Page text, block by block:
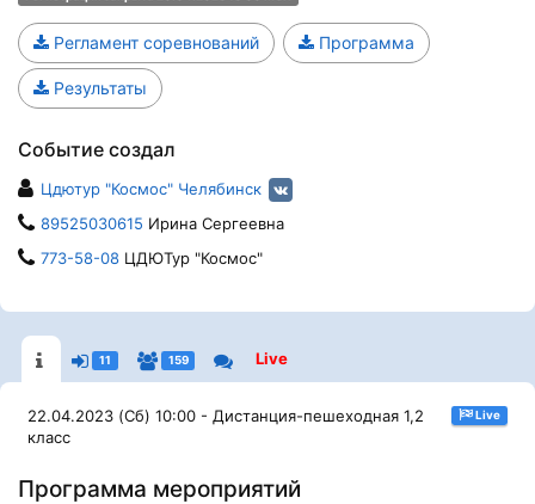
Регламент соревнований Программа
Результаты
Событие создал
Цдютур "Космос" Челябинск
89525030615 Ирина Сергеевна
773-58-08 ЦДЮТур "Космос"
11 159 Live
22.04.2023 (Сб) 10:00 - Дистанция-пешеходная 1,2
класс
Live
Программа мероприятий